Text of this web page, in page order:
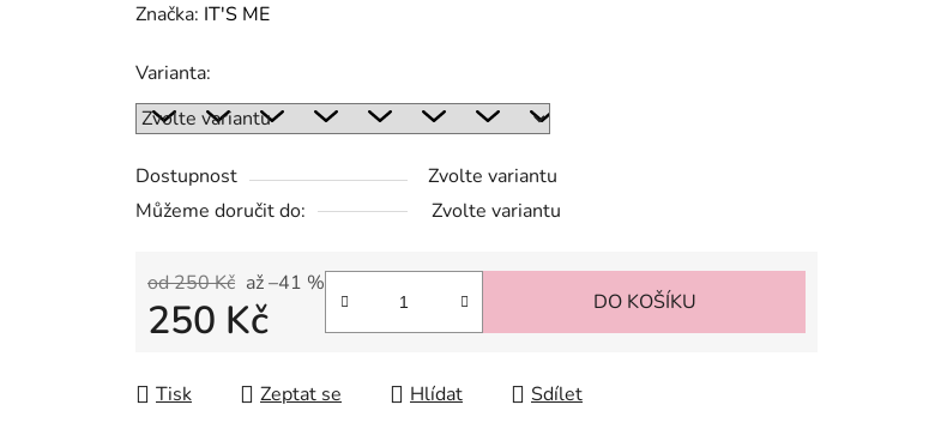
Značka: IT'S ME
Varianta:
Dostupnost
Zvolte variantu
Můžeme doručit do:
Zvolte variantu
od 250 Kč až –41 %
250 Kč DO KOŠÍKU
Tisk Zeptat se Hlídat Sdílet